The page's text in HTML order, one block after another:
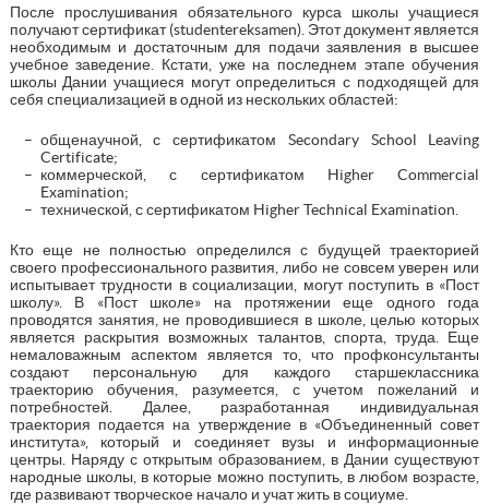
После прослушивания обязательного курса школы учащиеся
получают сертификат (studentereksamen). Этот документ является
необходимым и достаточным для подачи заявления в высшее
учебное заведение. Кстати, уже на последнем этапе обучения
школы Дании учащиеся могут определиться с подходящей для
себя специализацией в одной из нескольких областей:
общенаучной, с сертификатом Secondary School Leaving
Certificate;
коммерческой, с сертификатом Higher Commercial
Examination;
технической, с сертификатом Higher Technical Examination.
Кто еще не полностью определился с будущей траекторией
своего профессионального развития, либо не совсем уверен или
испытывает трудности в социализации, могут поступить в «Пост
школу». В «Пост школе» на протяжении еще одного года
проводятся занятия, не проводившиеся в школе, целью которых
является раскрытия возможных талантов, спорта, труда. Еще
немаловажным аспектом является то, что профконсультанты
создают персональную для каждого старшеклассника
траекторию обучения, разумеется, с учетом пожеланий и
потребностей. Далее, разработанная индивидуальная
траектория подается на утверждение в «Объединенный совет
института», который и соединяет вузы и информационные
центры. Наряду с открытым образованием, в Дании существуют
народные школы, в которые можно поступить, в любом возрасте,
где развивают творческое начало и учат жить в социуме.